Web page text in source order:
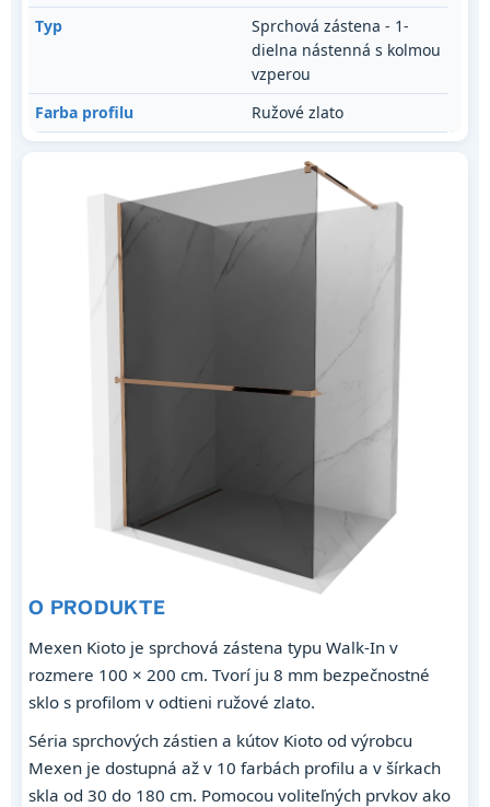
Typ
Sprchová zástena - 1-
dielna nástenná s kolmou
vzperou
Farba profilu
Ružové zlato
O PRODUKTE
Mexen Kioto je sprchová zástena typu Walk-In v
rozmere 100 × 200 cm. Tvorí ju 8 mm bezpečnostné
sklo s profilom v odtieni ružové zlato.
Séria sprchových zástien a kútov Kioto od výrobcu
Mexen je dostupná až v 10 farbách profilu a v šírkach
skla od 30 do 180 cm. Pomocou voliteľných prvkov ako